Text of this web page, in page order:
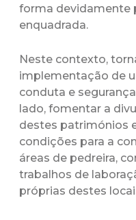
forma devidamente
enquadrada.
Neste contexto,
implementação de
conduta e
lado, fomentar a
destes patrimónios
condições para a
áreas de pedreira,
trabalhos de
próprias destes